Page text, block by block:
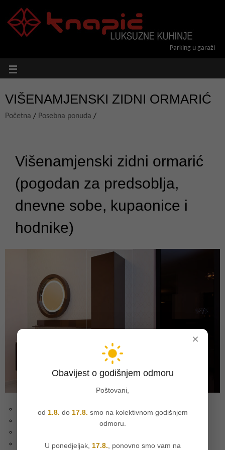
Parking u garaži
VIŠENAMJENSKI ZIDNI ORMARIĆ
Početna / Posebna ponuda /
Višenamjenski zidni ormarić
(pogodan za predsoblja,
dnevne sobe, kupaonice i
hodnike)
smeđa perla boja,
vrata prianjaju pod kutom od 45°,
visina – 175 cm
×
Obavijest o godišnjem odmoru
Poštovani,
od 1.8. do 17.8. smo na kolektivnom godišnjem
odmoru.
U ponedjeljak, 17.8. , ponovno smo vam na